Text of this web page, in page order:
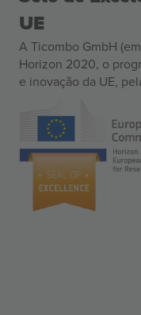
UE
A Ticombo GmbH
Horizon 2020, o
e inovação da UE,